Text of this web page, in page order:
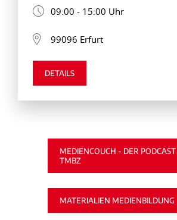
09:00 - 15:00 Uhr
99096 Erfurt
DETAILS
MEDIENCOUCH - DER PODCAST
TMBZ
MATERIALIEN MEDIENBILDUNG